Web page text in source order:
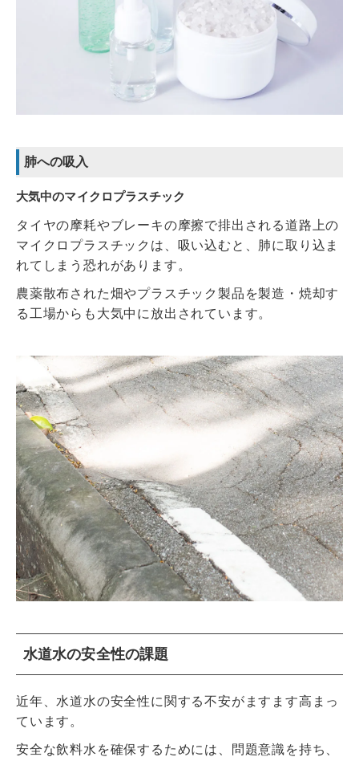
肺への吸入
大気中のマイクロプラスチック
タイヤの摩耗やブレーキの摩擦で排出される道路上の
マイクロプラスチックは、吸い込むと、肺に取り込ま
れてしまう恐れがあります。
農薬散布された畑やプラスチック製品を製造・焼却す
る工場からも大気中に放出されています。
水道水の安全性の課題
近年、水道水の安全性に関する不安がますます高まっ
ています。
安全な飲料水を確保するためには、問題意識を持ち、